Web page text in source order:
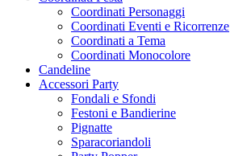
Coordinati Personaggi
Coordinati Eventi e Ricorrenze
Coordinati a Tema
Coordinati Monocolore
Candeline
Accessori Party
Fondali e Sfondi
Festoni e Bandierine
Pignatte
Sparacoriandoli